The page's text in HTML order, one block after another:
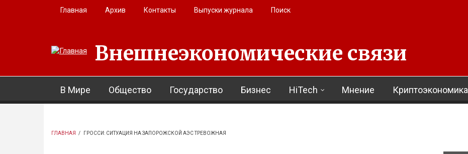
Перейти к основному содержанию
Главная Архив Контакты Выпуски журнала Поиск
Внешнеэкономические связи
В Мире Общество Государство Бизнес HiTech Мнение Криптоэкономика
ГЛАВНАЯ / ГРОССИ: СИТУАЦИЯ НА ЗАПОРОЖСКОЙ АЭС ТРЕВОЖНАЯ